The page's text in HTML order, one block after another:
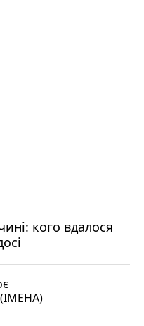
кого вдалося